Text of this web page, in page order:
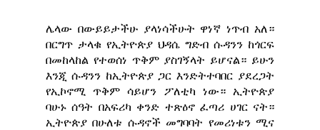
ሌላው በውይይታችሁ ያላነሳችሁት ዋነኛ ነጥብ አለ።
በርግጥ ታላቁ የኢትዮጵያ ህዳሴ ግድብ ሱዳንን ከጎርፍ
በመከላከል የተወሰነ ጥቅም ያስገኝላት ይሆናል። ይሁን
እንጂ ሱዳንን ከኢትዮጵያ ጋር እንድትተባበር ያደረጋት
የኢኮኖሚ ጥቅም ሳይሆን ፖለቲካ ነው። ኢትዮጵያ
ባሁኑ ሰዓት በአፍሪካ ቀንድ ተጽዕኖ ፈጣሪ ሀገር ናት።
ኢትዮጵያ በሁለቱ ሱዳኖች መግባባት የመሪነቱን ሚና